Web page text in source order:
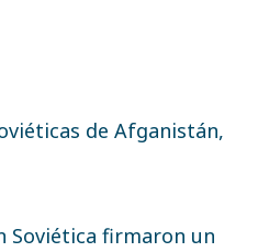
de Afganistán,
Soviética firmaron un